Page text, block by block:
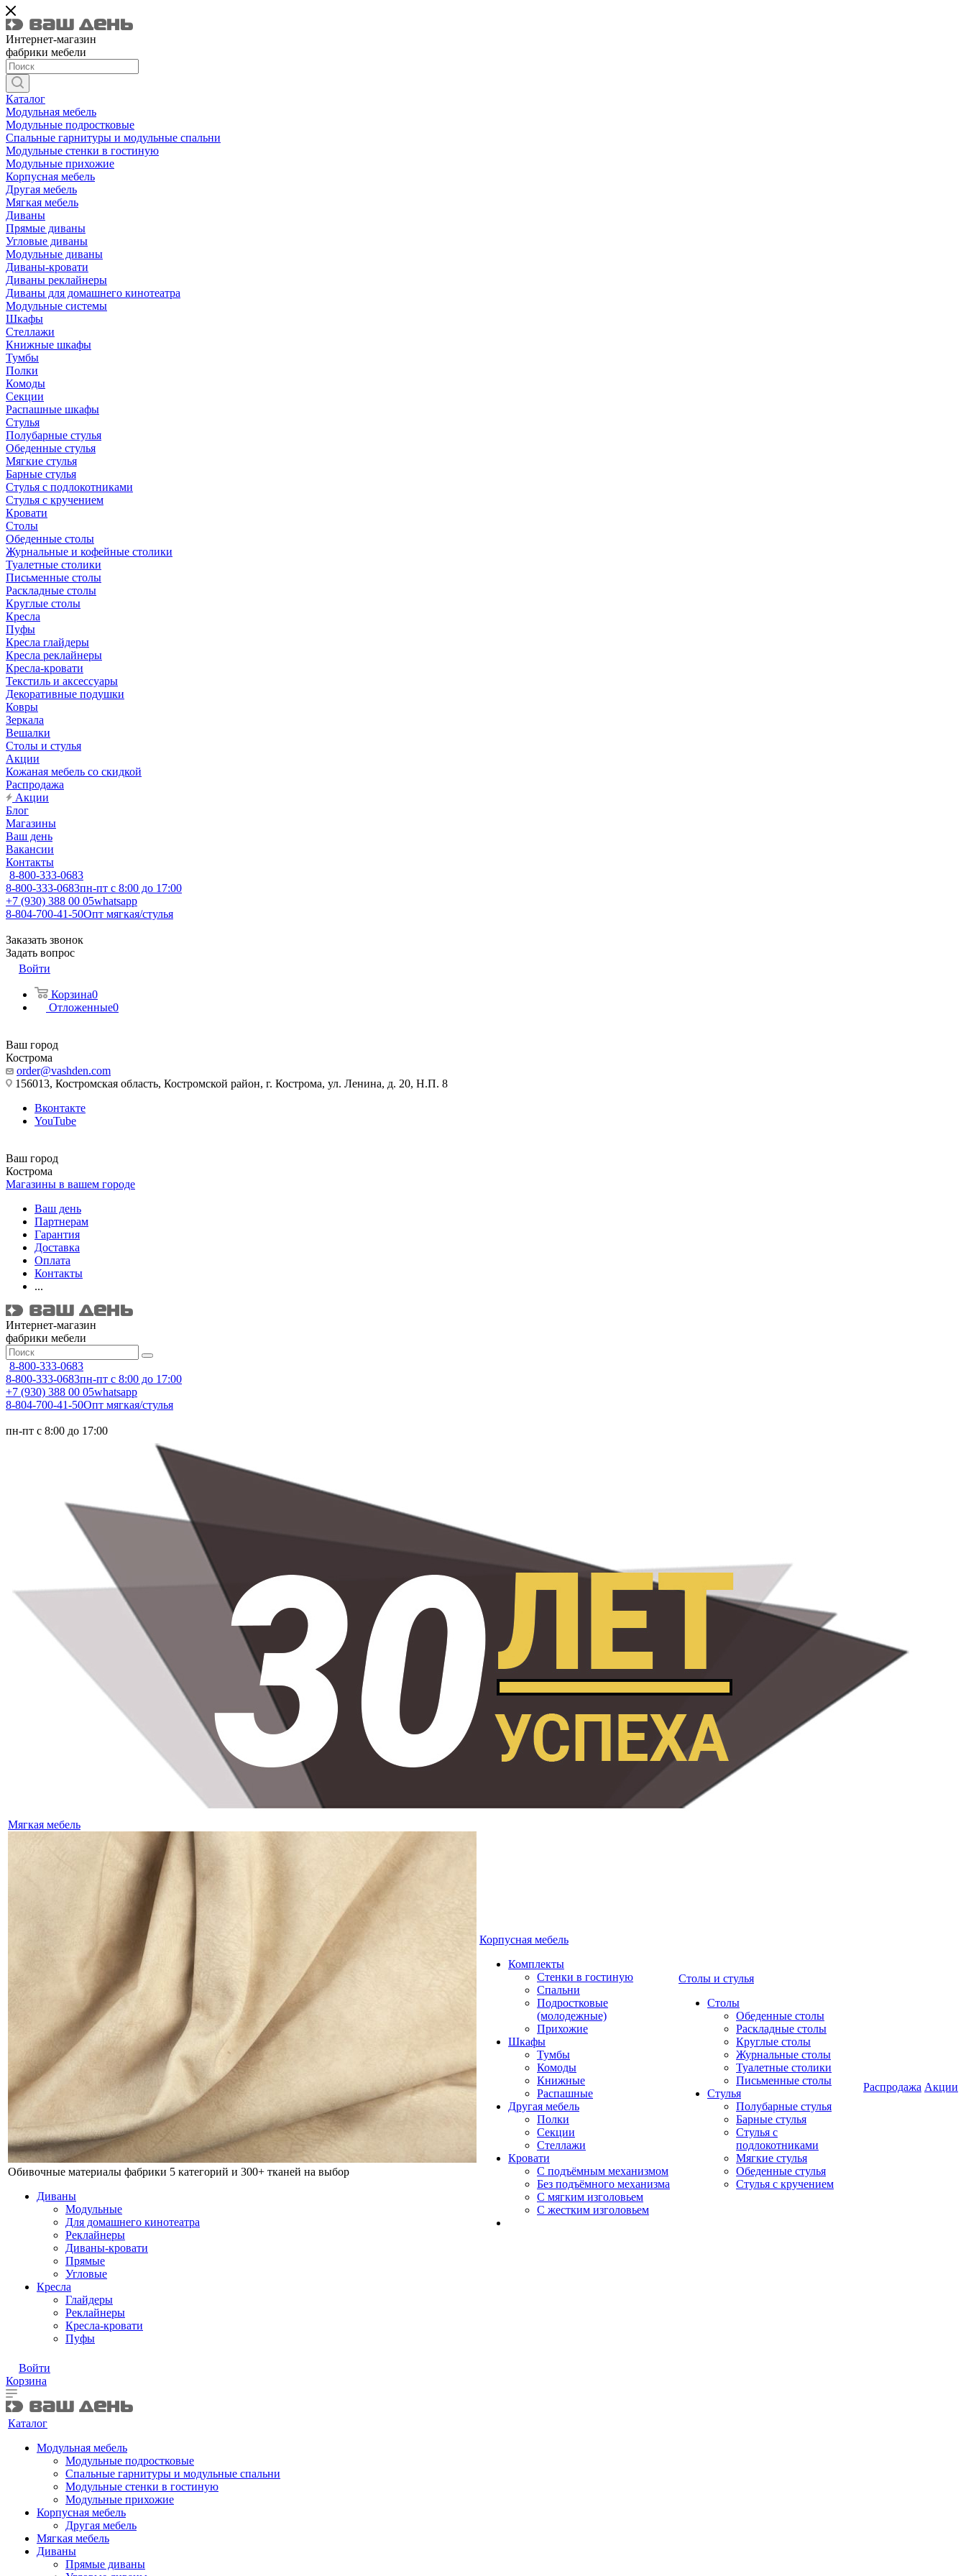
Интернет-магазин
фабрики мебели
Каталог
Модульная мебель
Модульные подростковые
Спальные гарнитуры и модульные спальни
Модульные стенки в гостиную
Модульные прихожие
Корпусная мебель
Другая мебель
Мягкая мебель
Диваны
Прямые диваны
Угловые диваны
Модульные диваны
Диваны-кровати
Диваны реклайнеры
Диваны для домашнего кинотеатра
Модульные системы
Шкафы
Стеллажи
Книжные шкафы
Тумбы
Полки
Комоды
Секции
Распашные шкафы
Стулья
Полубарные стулья
Обеденные стулья
Мягкие стулья
Барные стулья
Стулья с подлокотниками
Стулья с кручением
Кровати
Столы
Обеденные столы
Журнальные и кофейные столики
Туалетные столики
Письменные столы
Раскладные столы
Круглые столы
Кресла
Пуфы
Кресла глайдеры
Кресла реклайнеры
Кресла-кровати
Текстиль и аксессуары
Декоративные подушки
Ковры
Зеркала
Вешалки
Столы и стулья
Акции
Кожаная мебель со скидкой
Распродажа
Акции
Блог
Магазины
Ваш день
Вакансии
Контакты
8-800-333-0683
8-800-333-0683пн-пт с 8:00 до 17:00
+7 (930) 388 00 05whatsapp
8-804-700-41-50Опт мягкая/стулья
Заказать звонок
Задать вопрос
Войти
Корзина0
Отложенные0
Ваш город
Кострома
order@vashden.com
156013, Костромская область, Костромской район, г. Кострома, ул. Ленина, д. 20, Н.П. 8
Вконтакте
YouTube
Ваш город
Кострома
Магазины в вашем городе
Ваш день
Партнерам
Гарантия
Доставка
Оплата
Контакты
...
Интернет-магазин
фабрики мебели
8-800-333-0683
8-800-333-0683пн-пт с 8:00 до 17:00
+7 (930) 388 00 05whatsapp
8-804-700-41-50Опт мягкая/стулья
пн-пт с 8:00 до 17:00
Мягкая мебель
Обивочные материалы фабрики 5 категорий и 300+ тканей на выбор
Диваны
Модульные
Для домашнего кинотеатра
Реклайнеры
Диваны-кровати
Прямые
Угловые
Кресла
Глайдеры
Реклайнеры
Кресла-кровати
Пуфы
Корпусная мебель
Комплекты
Стенки в гостиную
Спальни
Подростковые
(молодежные)
Прихожие
Шкафы
Тумбы
Комоды
Книжные
Распашные
Другая мебель
Полки
Секции
Стеллажи
Кровати
С подъёмным механизмом
Без подъёмного механизма
С мягким изголовьем
С жестким изголовьем
Столы и стулья
Столы
Обеденные столы
Раскладные столы
Круглые столы
Журнальные столы
Туалетные столики
Письменные столы
Стулья
Полубарные стулья
Барные стулья
Стулья с
подлокотниками
Мягкие стулья
Обеденные стулья
Стулья с кручением
Распродажа Акции
Войти
Корзина
Каталог
Модульная мебель
Модульные подростковые
Спальные гарнитуры и модульные спальни
Модульные стенки в гостиную
Модульные прихожие
Корпусная мебель
Другая мебель
Мягкая мебель
Диваны
Прямые диваны